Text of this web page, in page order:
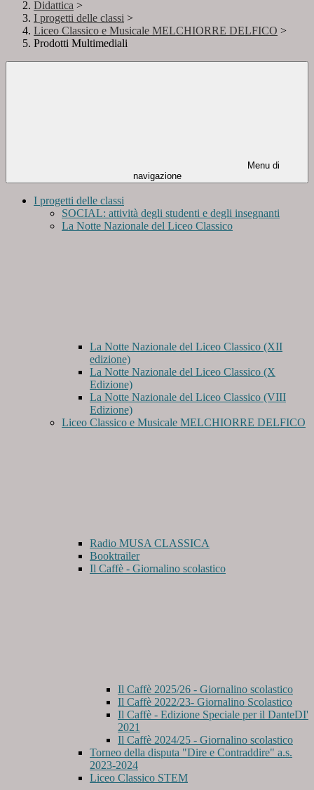
Didattica >
I progetti delle classi >
Liceo Classico e Musicale MELCHIORRE DELFICO >
Prodotti Multimediali
Menu di
navigazione
I progetti delle classi
SOCIAL: attività degli studenti e degli insegnanti
La Notte Nazionale del Liceo Classico
La Notte Nazionale del Liceo Classico (XII
edizione)
La Notte Nazionale del Liceo Classico (X
Edizione)
La Notte Nazionale del Liceo Classico (VIII
Edizione)
Liceo Classico e Musicale MELCHIORRE DELFICO
Radio MUSA CLASSICA
Booktrailer
Il Caffè - Giornalino scolastico
Il Caffè 2025/26 - Giornalino scolastico
Il Caffè 2022/23- Giornalino Scolastico
Il Caffè - Edizione Speciale per il DanteDI'
2021
Il Caffè 2024/25 - Giornalino scolastico
Torneo della disputa "Dire e Contraddire" a.s.
2023-2024
Liceo Classico STEM